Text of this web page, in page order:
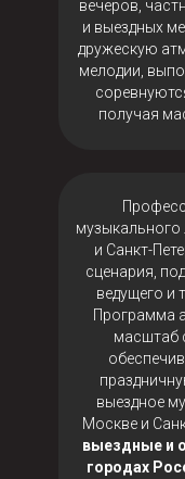
вечеров,
и выездных
дружескую
мелодии,
получая
и Санкт-
сценария,
ведущего и
Программа
масштаб
выездное
Москве и
выездные и
городах